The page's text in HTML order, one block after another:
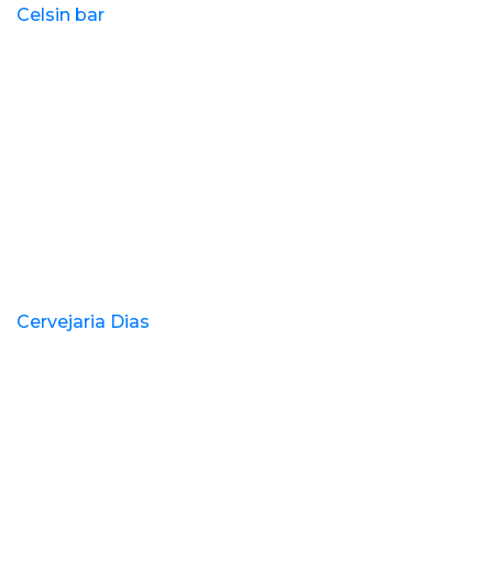
Celsin bar
Cervejaria Dias